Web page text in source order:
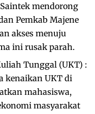
mendorong
Pemkab Majene
akses menuju
ini rusak parah.
Tunggal (UKT) :
kenaikan UKT di
mahasiswa,
masyarakat